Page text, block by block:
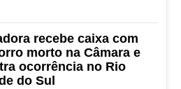
recebe caixa com
morto na Câmara e
ocorrência no Rio
do Sul